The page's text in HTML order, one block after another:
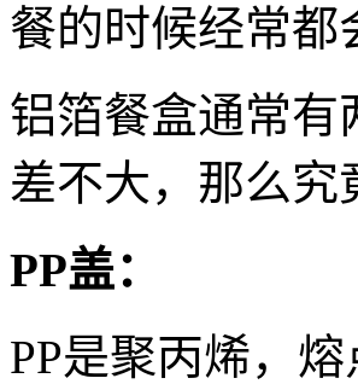
餐的时候经常都
铝箔餐盒通常有
差不大，那么究
PP盖：
PP是聚丙烯，